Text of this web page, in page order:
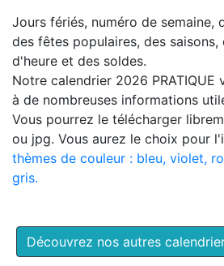
Jours fériés, numéro de semaine,
des fêtes populaires, des saisons,
d'heure et des soldes.
Notre calendrier 2026 PRATIQUE
à de nombreuses informations
Vous pourrez le télécharger
ou jpg. Vous aurez le choix pour
thèmes de couleur : bleu, violet,
gris.
Découvrez nos autres